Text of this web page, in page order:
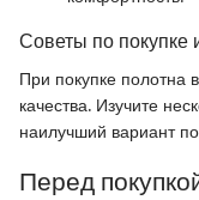
Советы по покупке
При покупке полотна
качества. Изучите
наилучший вариант
Перед